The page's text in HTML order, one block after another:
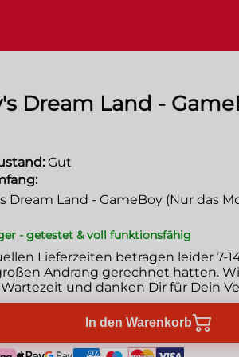
Dream Land -
Gut
Dream Land - GameBoy (Nur das
- getestet & voll funktionsfähig
Lieferzeiten betragen leider 7-
Andrang gerechnet hatten.
und danken Dir für Dein
In den Warenkorb